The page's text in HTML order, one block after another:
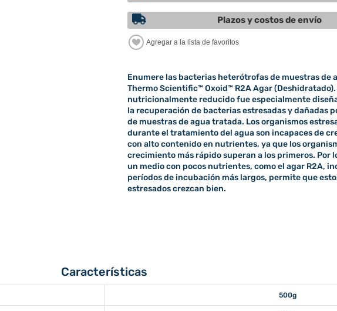
Plazos y costos de envío
Enumere las bacterias heterótrofas de muestras de
Thermo Scientific™ Oxoid™ R2A Agar
nutricionalmente reducido fue especialmente
la recuperación de bacterias estresadas y dañadas
de muestras de agua tratada. Los organismos
durante el tratamiento del agua son incapaces de
con alto contenido en nutrientes, ya que los
crecimiento más rápido superan a los primeros. Por
un medio con pocos nutrientes, como el agar R2A,
períodos de incubación más largos, permite que
estresados crezcan bien.
Características
500g